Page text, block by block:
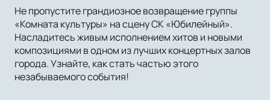
Не пропустите грандиозное возвращение группы
«Комната культуры» на сцену СК «Юбилейный».
Насладитесь живым исполнением хитов и новыми
композициями в одном из лучших концертных залов
города. Узнайте, как стать частью этого
незабываемого события!